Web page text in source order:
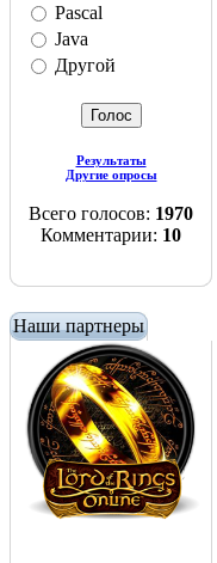
Pascal
Java
Другой
Результаты
Другие опросы
Всего голосов: 1970
Комментарии: 10
Наши партнеры